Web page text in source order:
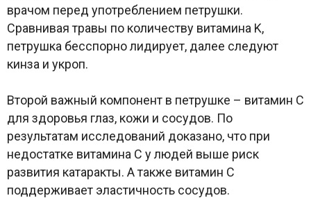
врачом перед употреблением петрушки.
Сравнивая травы по количеству витамина K,
петрушка бесспорно лидирует, далее следуют
кинза и укроп.
Второй важный компонент в петрушке – витамин C
для здоровья глаз, кожи и сосудов. По
результатам исследований доказано, что при
недостатке витамина C у людей выше риск
развития катаракты. А также витамин C
поддерживает эластичность сосудов.